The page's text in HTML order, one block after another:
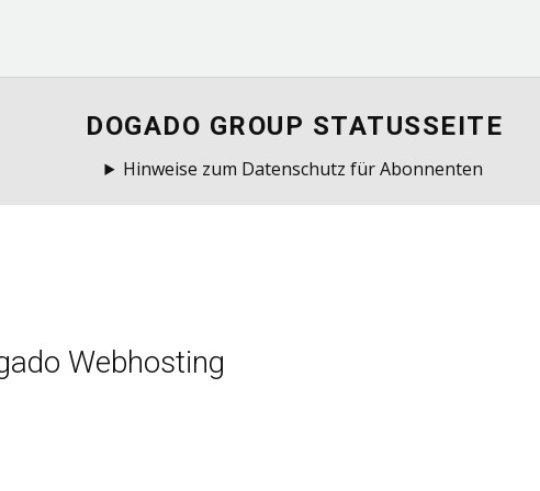
DOGADO GROUP STATUSSEITE
Hinweise zum Datenschutz für Abonnenten
Webhosting